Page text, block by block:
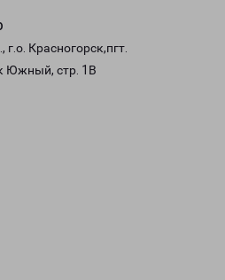
Красногорск,пгт.
Южный, стр. 1В